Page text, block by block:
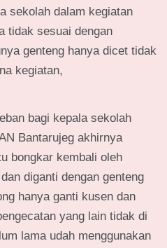
sekolah dalam kegiatan
tidak sesuai dengan
genteng hanya dicet tidak
kegiatan,
bagi kepala sekolah
Bantarujeg akhirnya
bongkar kembali oleh
diganti dengan genteng
hanya ganti kusen dan
yang lain tidak di
lama udah menggunakan